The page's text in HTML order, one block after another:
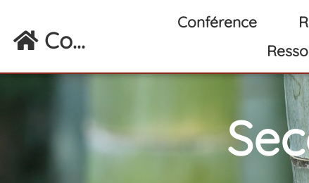
Aller au contenu principal
Co...
Conférence